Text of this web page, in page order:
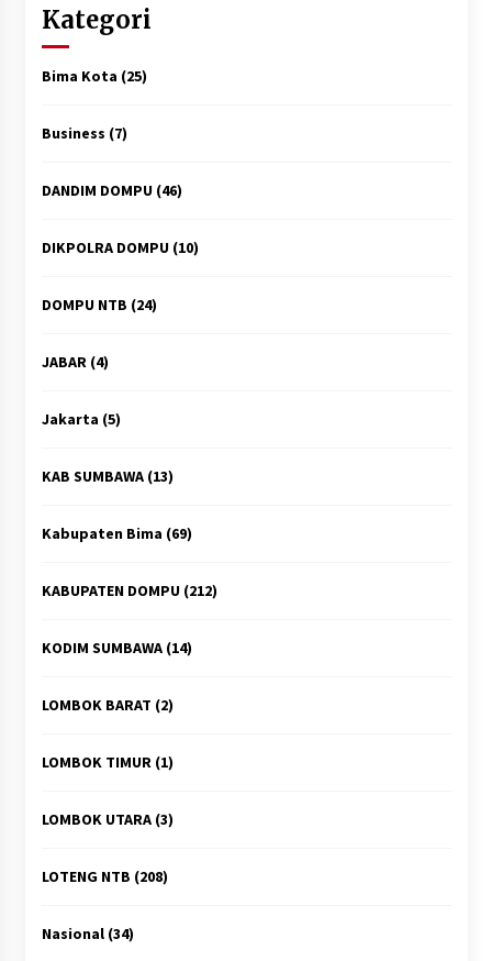
Kategori
Bima Kota (25)
Business (7)
DANDIM DOMPU(46)
DIKPOLRA DOMPU(10)
DOMPU NTB (24)
JABAR(4)
Jakarta (5)
KAB SUMBAWA(13)
Kabupaten Bima (69)
KABUPATEN DOMPU(212)
KODIM SUMBAWA(14)
LOMBOK BARAT (2)
LOMBOK TIMUR(1)
LOMBOK UTARA(3)
LOTENG NTB (208)
Nasional(34)